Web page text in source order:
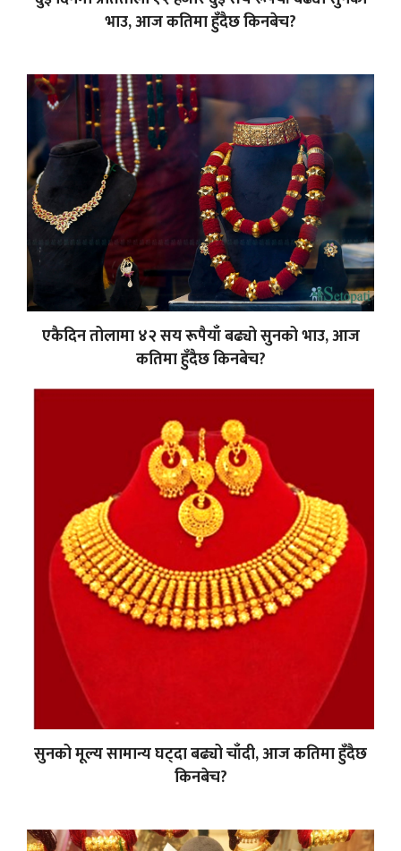
भाउ, आज कतिमा हुँदैछ किनबेच?
एकैदिन तोलामा ४२ सय रूपैयाँ बढ्यो सुनको भाउ, आज
कतिमा हुँदैछ किनबेच?
सुनको मूल्य सामान्य घट्दा बढ्यो चाँदी, आज कतिमा हुँदैछ
किनबेच?